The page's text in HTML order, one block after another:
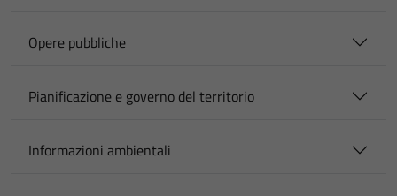
Opere pubbliche
Pianificazione e governo del territorio
Informazioni ambientali